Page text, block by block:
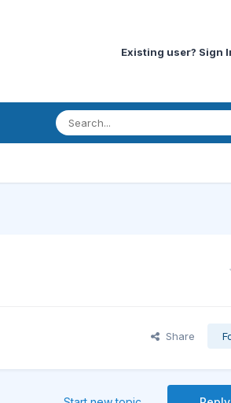
Existing user? Sign
Share